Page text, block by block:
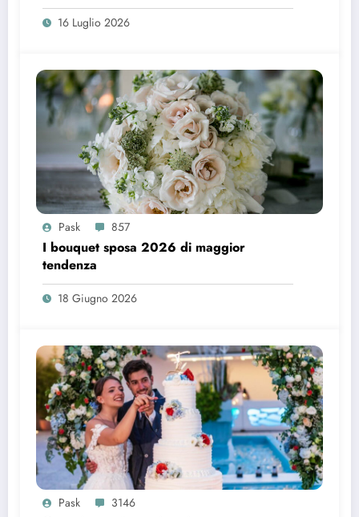
16 Luglio 2026
Pask 857
I bouquet sposa 2026 di maggior
tendenza
18 Giugno 2026
Pask 3146